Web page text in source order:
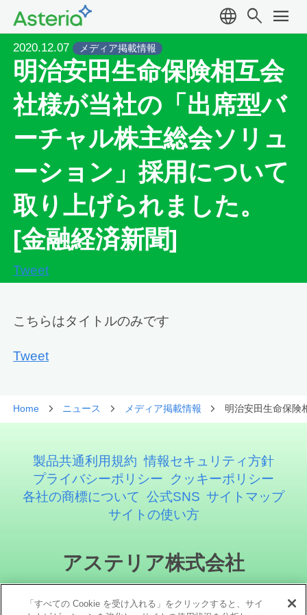
language search menu
2020.12.07 メディア掲載情報
明治安田生命保険相互会
社様が当社の「出席型バ
ーチャル株主総会ソリュ
ーション」採用について
取り上げられました。
[金融経済新聞]
Tweet
こちらはタイトルのみです
Tweet
Home ニュース メディア掲載情報 明治安田生命保険
製品共通利用規約 情報セキュリティ方針
プライバシーポリシー
クッキーポリシー
各社の商標について 公式SNS サイトマップ
サイトの使い方
アステリア株式会社
「すべての Cookie を受け入れる」をクリックすると、サイ